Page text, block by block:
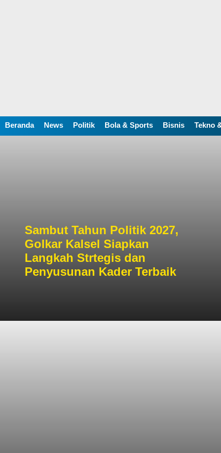
Beranda News Politik Bola & Sports Bisnis Tekno
Sambut Tahun Politik 2027,
Golkar Kalsel Siapkan
Langkah Strtegis dan
Penyusunan Kader Terbaik